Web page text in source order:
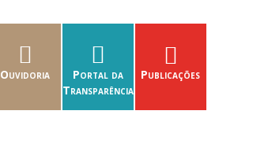
Ouvidoria
Portal da
Transparência
Publicações